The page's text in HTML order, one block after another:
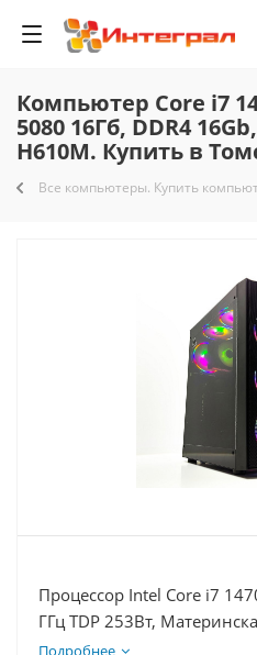
Компьютер Core i7
5080 16Гб, DDR4
H610M. Купить в
Все компьютеры. Купить
Процессор Intel Core i7
ГГц TDP 253Вт,
E, Видеокарта RTX 5080
Подробнее